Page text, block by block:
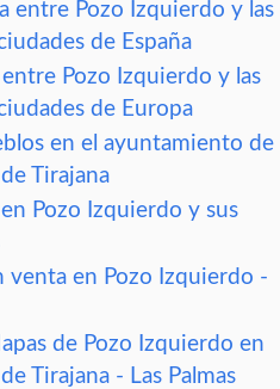
entre Pozo Izquierdo y las
de España
entre Pozo Izquierdo y las
de Europa
en el ayuntamiento de
Tirajana
Pozo Izquierdo y sus
venta en Pozo Izquierdo -
de Pozo Izquierdo en
Tirajana - Las Palmas